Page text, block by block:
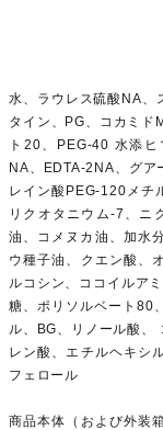
水、ラウレス硫酸NA、
タイン、PG、コカミド
ト20、PEG-40 水添
NA、EDTA-2NA、グア
レイン酸PEG-120メチ
リクオタニウム-7、ニ
油、コメヌカ油、加水
ウ種子油、クエン酸、
ルコシン、ココイルア
糖、ポリソルベート80
ル、BG、リノール酸、
レン酸、エチルヘキシ
フェロール
商品本体（および外装